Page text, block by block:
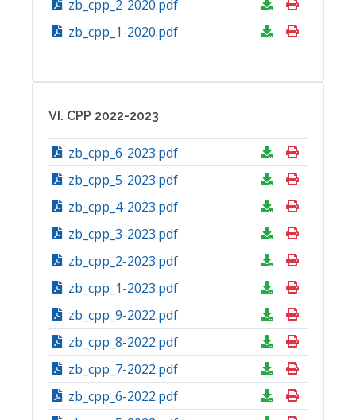
zb_cpp_2-2020.pdf
zb_cpp_1-2020.pdf
VI. CPP 2022-2023
zb_cpp_6-2023.pdf
zb_cpp_5-2023.pdf
zb_cpp_4-2023.pdf
zb_cpp_3-2023.pdf
zb_cpp_2-2023.pdf
zb_cpp_1-2023.pdf
zb_cpp_9-2022.pdf
zb_cpp_8-2022.pdf
zb_cpp_7-2022.pdf
zb_cpp_6-2022.pdf